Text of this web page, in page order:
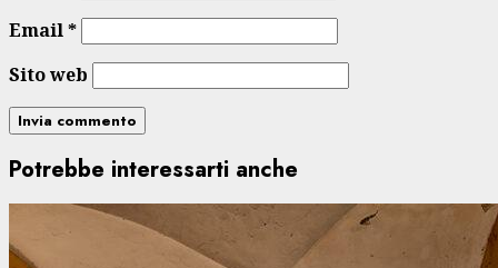
Email*
Sito web
Potrebbe interessarti anche